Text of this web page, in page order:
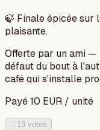
🍃 Finale épicée sur
plaisante.
Offerte par un ami —
défaut du bout à
café qui s'installe
Payé10 EUR / unité
♡ 13 votes